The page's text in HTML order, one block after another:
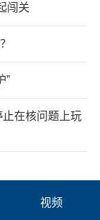
闯关
”
在核问题上玩
视频